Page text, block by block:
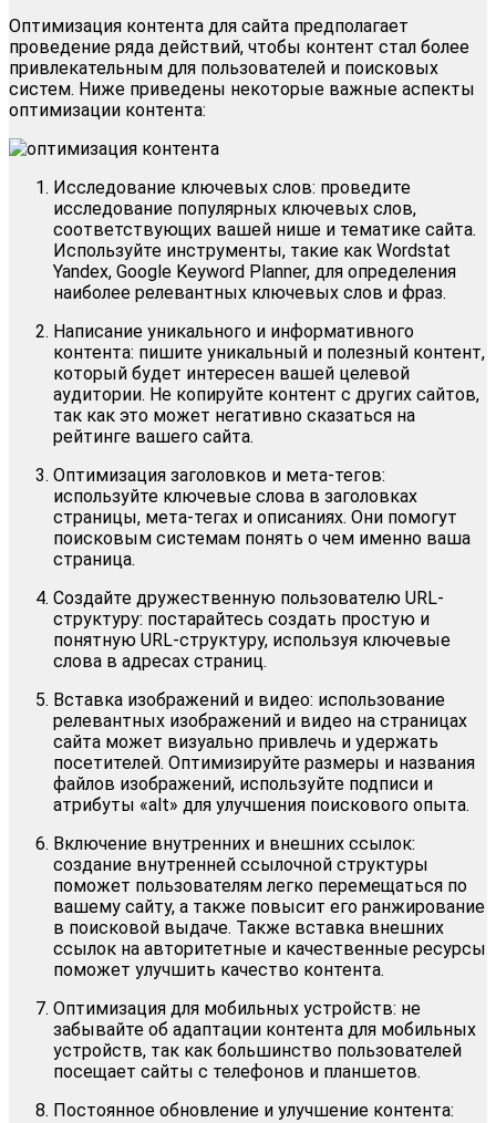
Оптимизация контента для сайта предполагает
проведение ряда действий, чтобы контент стал более
привлекательным для пользователей и поисковых
систем. Ниже приведены некоторые важные аспекты
оптимизации контента:
Исследование ключевых слов: проведите
исследование популярных ключевых слов,
соответствующих вашей нише и тематике сайта.
Используйте инструменты, такие как Wordstat
Yandex, Google Keyword Planner, для определения
наиболее релевантных ключевых слов и фраз.
Написание уникального и информативного
контента: пишите уникальный и полезный контент,
который будет интересен вашей целевой
аудитории. Не копируйте контент с других сайтов,
так как это может негативно сказаться на
рейтинге вашего сайта.
Оптимизация заголовков и мета-тегов:
используйте ключевые слова в заголовках
страницы, мета-тегах и описаниях. Они помогут
поисковым системам понять о чем именно ваша
страница.
Создайте дружественную пользователю URL-
структуру: постарайтесь создать простую и
понятную URL-структуру, используя ключевые
слова в адресах страниц.
Вставка изображений и видео: использование
релевантных изображений и видео на страницах
сайта может визуально привлечь и удержать
посетителей. Оптимизируйте размеры и названия
файлов изображений, используйте подписи и
атрибуты «alt» для улучшения поискового опыта.
Включение внутренних и внешних ссылок:
создание внутренней ссылочной структуры
поможет пользователям легко перемещаться по
вашему сайту, а также повысит его ранжирование
в поисковой выдаче. Также вставка внешних
ссылок на авторитетные и качественные ресурсы
поможет улучшить качество контента.
Оптимизация для мобильных устройств: не
забывайте об адаптации контента для мобильных
устройств, так как большинство пользователей
посещает сайты с телефонов и планшетов.
Постоянное обновление и улучшение контента: